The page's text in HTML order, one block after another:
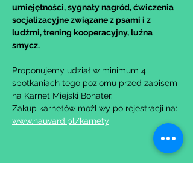
umiejętności, sygnały nagród, ćwiczenia
socjalizacyjne związane z psami i z
ludźmi, trening kooperacyjny, luźna
smycz.
Proponujemy udział w minimum 4
spotkaniach tego poziomu przed zapisem
na Karnet Miejski Bohater.
Zakup karnetów możliwy po rejestracji na:
www.hauvard.pl/karnety